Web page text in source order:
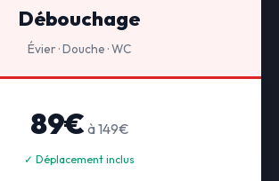
Débouchage
Évier · Douche · WC
89€ à 149€
✓ Déplacement inclus